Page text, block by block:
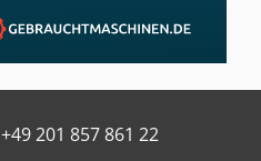
+49 201 857 861 22